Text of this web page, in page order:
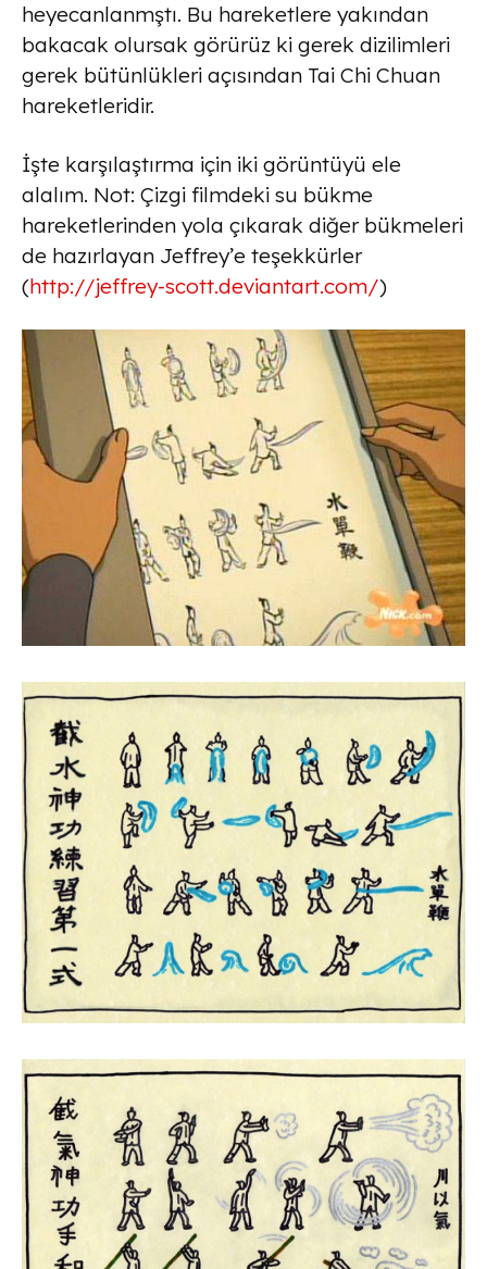
heyecanlanmştı. Bu hareketlere yakından
bakacak olursak görürüz ki gerek dizilimleri
gerek bütünlükleri açısından Tai Chi Chuan
hareketleridir.
İşte karşılaştırma için iki görüntüyü ele
alalım. Not: Çizgi filmdeki su bükme
hareketlerinden yola çıkarak diğer bükmeleri
de hazırlayan Jeffrey’e teşekkürler
(http://jeffrey-scott.deviantart.com/)